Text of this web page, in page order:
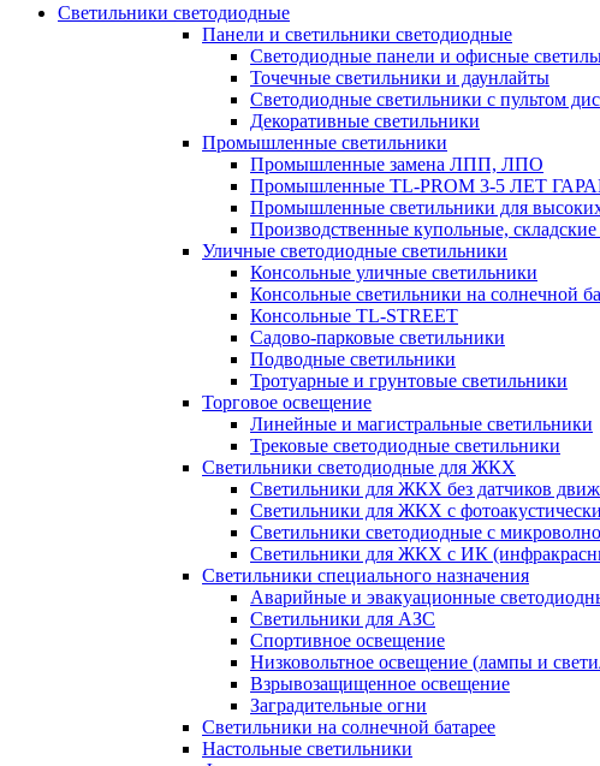
Светильники светодиодные
Панели и светильники светодиодные
Светодиодные панели и офисные
Точечные светильники и даунлайты
Светодиодные светильники с пультом
Декоративные светильники
Промышленные светильники
Промышленные замена ЛПП, ЛПО
Промышленные TL-PROM 3-5 ЛЕТ
Промышленные светильники для
Производственные купольные, складские
Уличные светодиодные светильники
Консольные уличные светильники
Консольные светильники на солнечной
Консольные TL-STREET
Садово-парковые светильники
Подводные светильники
Тротуарные и грунтовые светильники
Торговое освещение
Линейные и магистральные светильники
Трековые светодиодные светильники
Светильники светодиодные для ЖКХ
Светильники для ЖКХ без датчиков
Светильники для ЖКХ с
Светильники светодиодные с
Светильники для ЖКХ с ИК
Светильники специального назначения
Аварийные и эвакуационные
Светильники для АЗС
Спортивное освещение
Низковольтное освещение (лампы и
Взрывозащищенное освещение
Заградительные огни
Светильники на солнечной батарее
Настольные светильники